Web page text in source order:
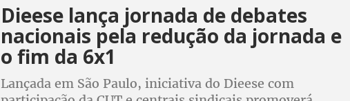
Dieese lança jornada de debates
nacionais pela redução da jornada e
o fim da 6x1
Lançada em São Paulo, iniciativa do Dieese com